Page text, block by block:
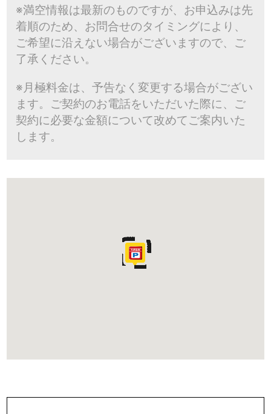
※満空情報は最新のものですが、お申込みは先
着順のため、お問合せのタイミングにより、
ご希望に沿えない場合がございますので、ご
了承ください。
※月極料金は、予告なく変更する場合がござい
ます。ご契約のお電話をいただいた際に、ご
契約に必要な金額について改めてご案内いた
します。